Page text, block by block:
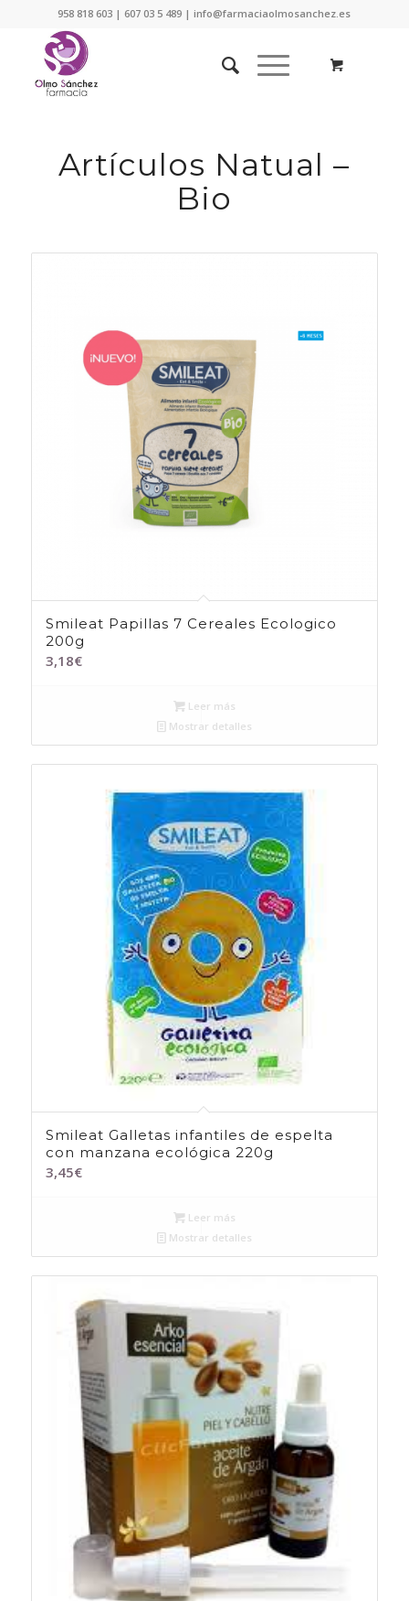
958 818 603 | 607 03 5 489 | info@farmaciaolmosanchez.es
Artículos Natual –
Bio
Smileat Papillas 7 Cereales Ecologico
200g
3,18€
Leer más
Mostrar detalles
Smileat Galletas infantiles de espelta
con manzana ecológica 220g
3,45€
Leer más
Mostrar detalles